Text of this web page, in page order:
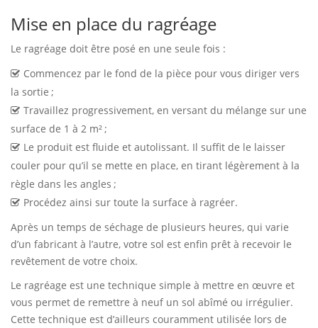
Mise en place du ragréage
Le ragréage doit être posé en une seule fois :
Commencez par le fond de la pièce pour vous diriger vers
la sortie ;
Travaillez progressivement, en versant du mélange sur une
surface de 1 à 2 m² ;
Le produit est fluide et autolissant. Il suffit de le laisser
couler pour qu’il se mette en place, en tirant légèrement à la
règle dans les angles ;
Procédez ainsi sur toute la surface à ragréer.
Après un temps de séchage de plusieurs heures, qui varie
d’un fabricant à l’autre, votre sol est enfin prêt à recevoir le
revêtement de votre choix.
Le ragréage est une technique simple à mettre en œuvre et
vous permet de remettre à neuf un sol abîmé ou irrégulier.
Cette technique est d’ailleurs couramment utilisée lors de